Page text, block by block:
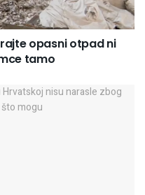
opasni otpad ni
tamo